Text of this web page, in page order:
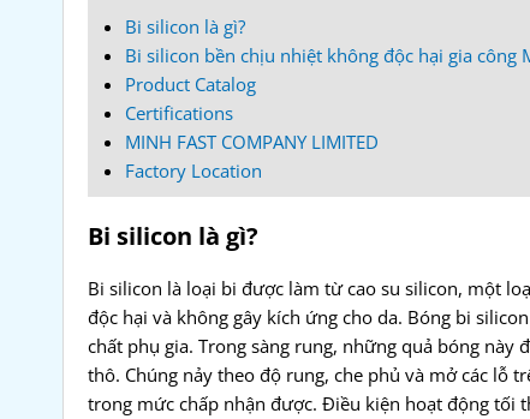
Bi silicon là gì?
Bi silicon bền chịu nhiệt không độc hại gia công
Product Catalog
Certifications
MINH FAST COMPANY LIMITED
Factory Location
Bi silicon là gì?
Bi silicon là loại bi được làm từ cao su silicon, một
độc hại và không gây kích ứng cho da. Bóng bi
chất phụ gia. Trong sàng rung, những quả bóng
thô. Chúng nảy theo độ rung, che phủ và mở các lỗ
trong mức chấp nhận được. Điều kiện hoạt động tối